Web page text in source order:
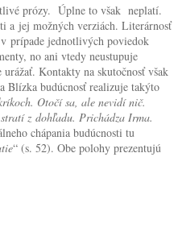
prózy. Úplne to však neplatí.
a jej možných verziách. Literárnosť
prípade jednotlivých poviedok
no ani vtedy neustupuje
Kontakty na skutočnosť však
Blízka budúcnosť realizuje takýto
Otočí sa, ale nevidí nič.
z dohľadu. Prichádza Irma.
chápania budúcnosti tu
“ (s. 52). Obe polohy prezentujú